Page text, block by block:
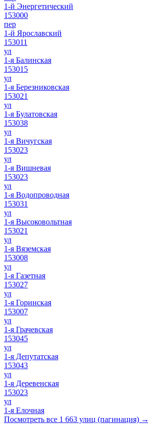
1-й Энергетический
153000
пер
1-й Ярославский
153011
ул
1-я Балинская
153015
ул
1-я Березниковская
153021
ул
1-я Булатовская
153038
ул
1-я Вичугская
153023
ул
1-я Вишневая
153023
ул
1-я Водопроводная
153031
ул
1-я Высоковольтная
153021
ул
1-я Вяземская
153008
ул
1-я Газетная
153027
ул
1-я Горинская
153007
ул
1-я Грачевская
153045
ул
1-я Депутатская
153043
ул
1-я Деревенская
153023
ул
1-я Елочная
Посмотреть все 1 663 улиц (пагинация) →